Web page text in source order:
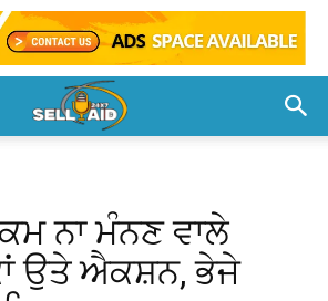
ਨਾ ਮੰਨਣ ਵਾਲੇ
ਉਤੇ ਐਕਸ਼ਨ, ਭੇਜੇ